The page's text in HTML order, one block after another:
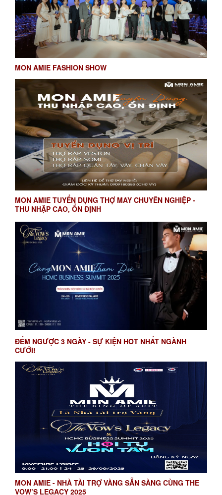
MON AMIE FASHION SHOW
MON AMIE TUYỂN DỤNG THỢ MAY CHUYÊN NGHIỆP -
THU NHẬP CAO, ỔN ĐỊNH
ĐẾM NGƯỢC 3 NGÀY - SỰ KIỆN HOT NHẤT NGÀNH
CƯỚI!
MON AMIE - NHÀ TÀI TRỢ VÀNG SẴN SÀNG CÙNG THE
VOW’S LEGACY 2025